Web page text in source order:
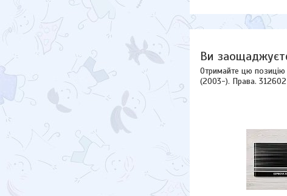
Ви
Отримайте цю позицію
(2003-). Права.